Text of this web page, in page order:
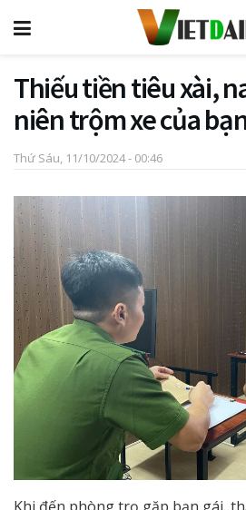
Thiếu tiền tiêu xài,
niên trộm xe của
Thứ Sáu, 11/10/2024 - 00:46